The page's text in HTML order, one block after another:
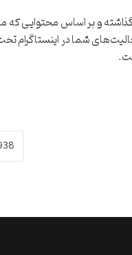
گذاشته و بر اساس
شما در اینستاگرام تحت